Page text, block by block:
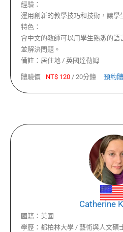
經驗：
運用創新的教學技巧和技術，讓學
特色：
會中文的教師可以用學生熟悉的語
並解決問題。
備註： 居住地 / 英國達勒姆
體驗價 NT$ 120 / 20分鐘 預約
Catherine
國籍： 美國
學歷： 都柏林大學 / 藝術與人文碩